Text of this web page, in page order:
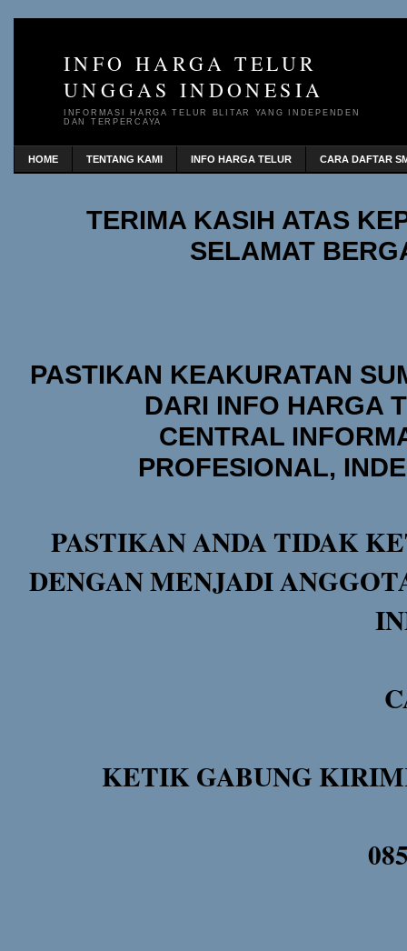
INFO HARGA TELUR
UNGGAS INDONESIA
INFORMASI HARGA TELUR BLITAR YANG INDEPENDEN
DAN TERPERCAYA
HOME TENTANG KAMI INFO HARGA TELUR CARA DAFTAR
TERIMA KASIH ATAS
SELAMAT
PASTIKAN KEAKURATAN
DARI INFO HARGA
CENTRAL
PROFESIONAL,
PASTIKAN ANDA TIDAK
DENGAN MENJADI
KETIK GABUNG